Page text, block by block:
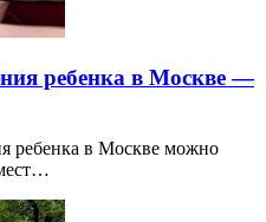
ребенка в Москве —
ребенка в Москве можно